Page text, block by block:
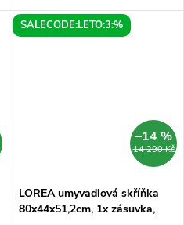
80x54,5x22cm vyrobená z
kvalitního dubu v barvě
SALECODE:LETO:3:%
14 290 Kč
–14 %
LOREA umyvadlová skříňka
80x44x51,2cm, 1x zásuvka,